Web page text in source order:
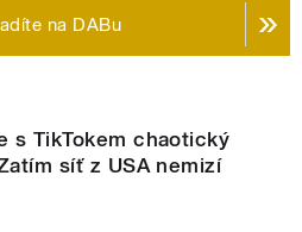
na DABu
s TikTokem chaotický
síť z USA nemizí